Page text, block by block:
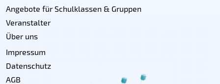
Angebote für Schulklassen & Gruppen
Veranstalter
Über uns
Impressum
Datenschutz
AGB